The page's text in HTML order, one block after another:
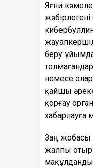
Яғни
беру
немесе
қайшы
қорғау
хабарлауға
Заң жобасы
жалпы